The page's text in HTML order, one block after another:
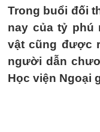
Trong buổi đối
nay của tỷ phú
vật cũng được
người dẫn
Học viện Ngoại